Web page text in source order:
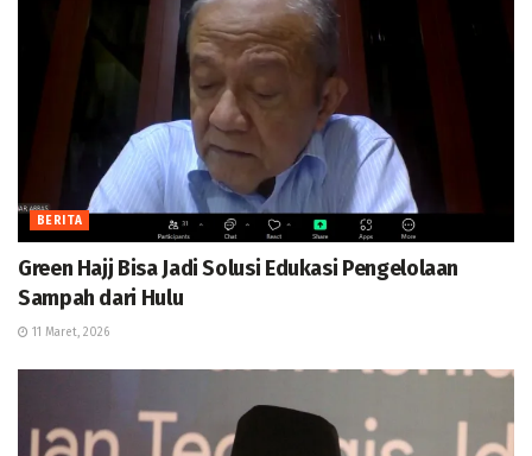
BERITA
Green Hajj Bisa Jadi Solusi Edukasi Pengelolaan
Sampah dari Hulu
11 Maret, 2026